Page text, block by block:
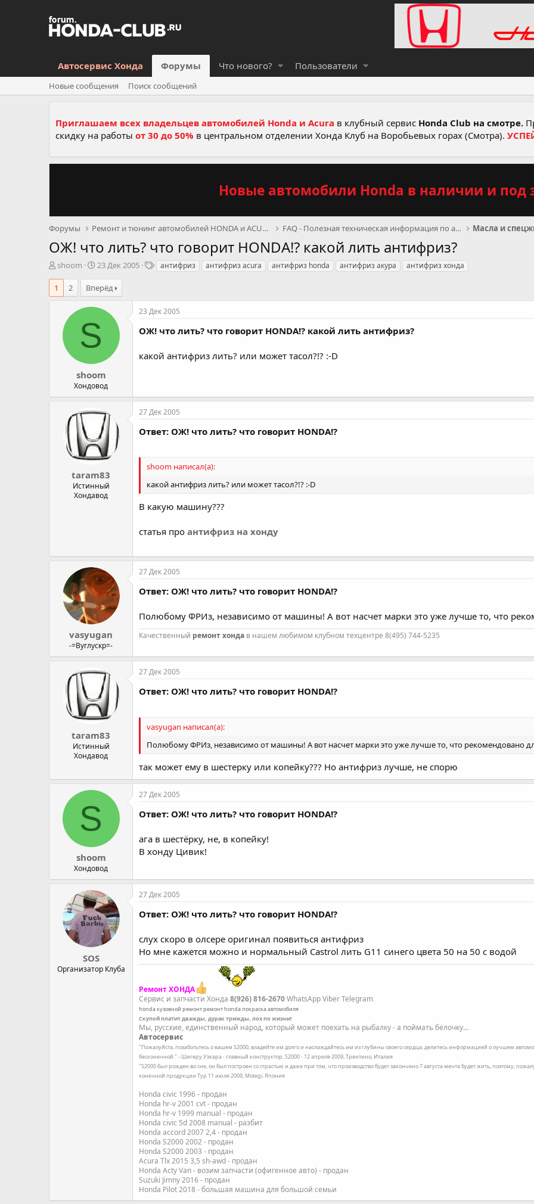
Автосервис Хонда Форумы Что нового? Пользователи
Новые сообщения Поиск сообщений
Приглашаем всех владельцев автомобилей Honda и Acura в клубный сервис Honda Club на смотре.
скидку на работы от 30 до 50% в центральном отделении Хонда Клуб на Воробьевых горах (Смотра).
Новые автомобили Honda в наличии и под
Форумы Ремонт и тюнинг автомобилей HONDA и ACURA FAQ - Полезная техническая информация по автомобил Масла и
ОЖ! что лить? что говорит HONDA!? какой лить антифриз?
А
т
о
shoom
Д
т
а
н
ч
а
а
23 Дек 2005
Т антифриз антифриз acura антифриз honda антифриз акура антифриз хонда
1 2 Вперёд
S
shoom
Хондовод
23 Дек 2005
ОЖ! что лить? что говорит HONDA!? какой лить антифриз?
какой антифриз лить? или может тасол?!? :-D
taram83
Истинный
Хондавод
27 Дек 2005
Ответ: ОЖ! что лить? что говорит HONDA!?
shoom написал(а):
какой антифриз лить? или может тасол?!? :-D
В какую машину???
статья про антифриз на хонду
vasyugan
-=Вуглускр=-
27 Дек 2005
Ответ: ОЖ! что лить? что говорит HONDA!?
Полюбому ФРИз, независимо от машины! А вот насчет марки это уже лучше то, что
Качественный ремонт хонда в нашем любимом клубном техцентре 8(495) 744-5235
taram83
Истинный
Хондавод
27 Дек 2005
Ответ: ОЖ! что лить? что говорит HONDA!?
vasyugan написал(а):
Полюбому ФРИз, независимо от машины! А вот насчет марки это уже лучше то, что рекомендовано
так может ему в шестерку или копейку??? Но антифриз лучше, не спорю
S
shoom
Хондовод
27 Дек 2005
Ответ: ОЖ! что лить? что говорит HONDA!?
ага в шестёрку, не, в копейку!
В хонду Цивик!
SOS
Организатор Клуба
27 Дек 2005
Ответ: ОЖ! что лить? что говорит HONDA!?
слух скоро в олсере оригинал появиться антифриз
Но мне кажется можно и нормальный Castrol лить G11 синего цвета 50 на 50 с водой
Ремонт ХОНДА
Сервис и запчасти Хонда 8(926) 816-2670WhatsApp Viber Telegram
hondaкузовной ремонтремонт hondaпокраска автомобиля
Скупой платит дважды, дурак трижды, лох по жизни!
Мы, русские, единственный народ, который может поехать на рыбалку - а поймать белочку...
Автосервис
"Пожалуйста, позаботьтесь о вашем S2000, владейте им долго и наслаждайтесь им из глубины своего сердца, делитесь информацией о лучшем
бесконечной." - Шигеру Уэхара - главный конструктор, S2000 - 12 апреля 2009, Трентино, Италия
"S2000 был рожден во сне, он был построен со страстью и даже при том, что производство будет закончено 7 августа мечта будет жить, поэтому,
конечной продукции Тур 11 июля 2009, Motegi, Япония
Honda civic 1996 - продан
Honda hr-v 2001 cvt - продан
Honda hr-v 1999 manual - продан
Honda civic 5d 2008 manual - разбит
Honda accord 2007 2,4 - продан
Honda S2000 2002 - продан
Honda S2000 2003 - продан
Acura Tlx 2015 3,5 sh-awd - продан
Honda Acty Van - возим запчасти (офигенное авто) - продан
Suzuki Jimny 2016 - продан
Honda Pilot 2018 - большая машина для большой семьи